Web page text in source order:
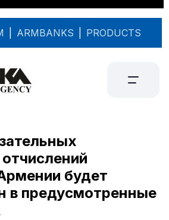
ARMBANKS PRODUCTS
будет
в предусмотренные